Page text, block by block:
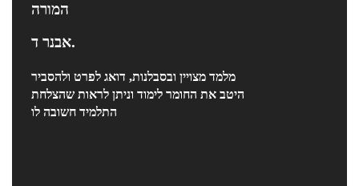
המורה
אבנר ד.
מלמד מצויין ובסבלנות, דואג לפרט ולהסביר
היטב את החומר לימוד וניתן לראות שהצלחת
התלמיד חשובה לו